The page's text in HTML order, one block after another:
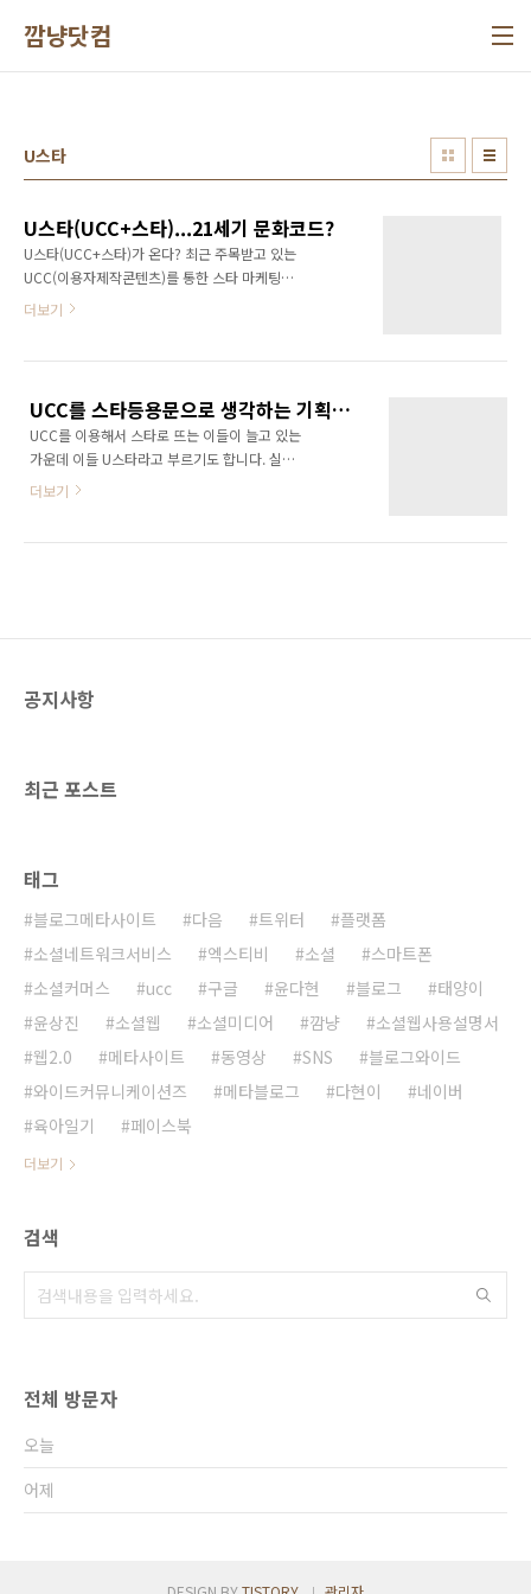
깜냥닷컴
U스타
U스타(UCC+스타)...21세기 문화코드?
U스타(UCC+스타)가 온다? 최근 주목받고 있는
UCC(이용자제작콘텐츠)를 통한 스타 마케팅과
UCC를 통한 스타 키우기가 연예 산업계를 중심
것인지 눈길을 끌고 있다. 슈퍼주니어 '김희철'의
미니홈피를 다시 볼 수 있을 까. 김희철은 지난
달 악플을 견디지 못하고 싸이월드내 미니홈피
(www.cyworld.com/yuri9doo)를 닫았다. 지
데 가장 많은 1천665만6천68명의 방문객을 기
더보기
UCC를 스타등용문으로 생각하는 기획사들의 몰지각한 행태!
UCC를 이용해서 스타로 뜨는 이들이 늘고 있는
가운데 이들 U스타라고 부르기도 합니다. 실제
로 U스타로 뜬 이후에 음반기획사의 러브콜을
것은 어쩔 수 없습니다. 이제 UCC를 보는 우리
더보기
공지사항
최근 포스트
태그
블로그메타사이트 다음 트위터
플랫폼
소셜네트워크서비스
엑스티비 소셜
스마트폰
소셜커머스
ucc 구글 윤다현 블로그
태양이
윤상진
소셜웹 소셜미디어 깜냥
소셜웹사용설명서
웹2.0
메타사이트 동영상 SNS
블로그와이드
와이드커뮤니케이션즈
메타블로그 다현이
네이버
육아일기
페이스북
더보기
검색
전체 방문자
오늘
어제